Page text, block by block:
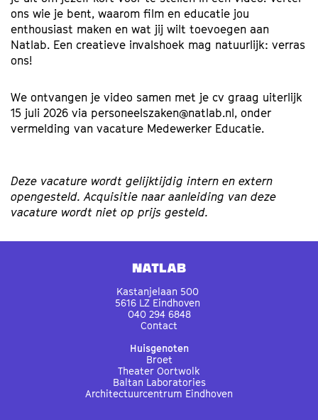
ons wie je bent, waarom film en educatie jou
enthousiast maken en wat jij wilt toevoegen aan
Natlab. Een creatieve invalshoek mag natuurlijk: verras
ons!
We ontvangen je video samen met je cv graag uiterlijk
15 juli 2026 via personeelszaken@natlab.nl, onder
vermelding van vacature Medewerker Educatie.
Deze vacature wordt gelijktijdig intern en extern
opengesteld. Acquisitie naar aanleiding van deze
vacature wordt niet op prijs gesteld.
Natlab
Kastanjelaan 500
5616 LZ Eindhoven
040 294 6848
Contact
Huisgenoten
Broet
Theater Oortwolk
Baltan Laboratories
Architectuurcentrum Eindhoven